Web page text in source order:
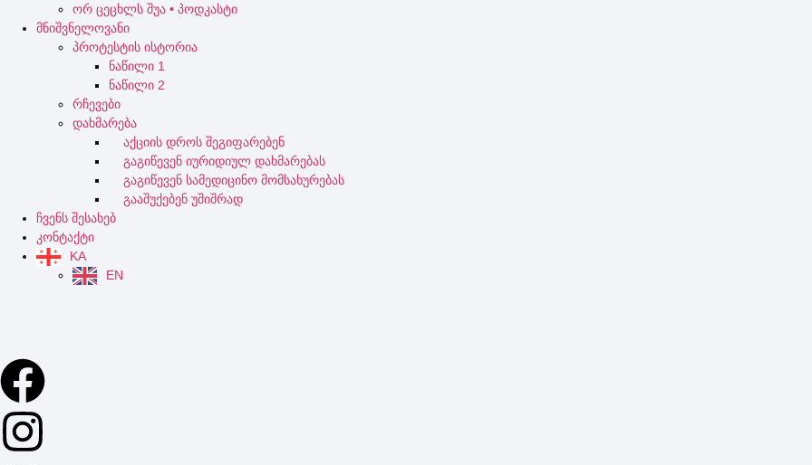
ორ ცეცხლს შუა • პოდკასტი
მნიშვნელოვანი
პროტესტის ისტორია
ნაწილი 1
ნაწილი 2
რჩევები
დახმარება
აქციის დროს შეგიფარებენ
გაგიწევენ იურიდიულ დახმარებას
გაგიწევენ სამედიცინო მომსახურებას
გააშუქებენ უშიშრად
ჩვენს შესახებ
კონტაქტი
KA
EN